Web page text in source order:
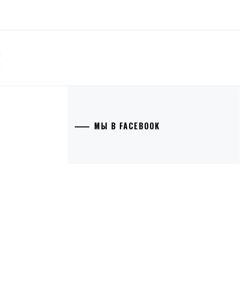
МЫ В FACEBOOK